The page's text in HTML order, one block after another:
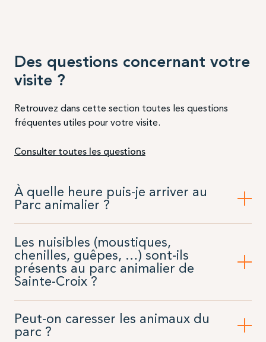
Des questions concernant votre
visite ?
Retrouvez dans cette section toutes les questions
fréquentes utiles pour votre visite.
Consulter toutes les questions
À quelle heure puis-je arriver au
Parc animalier ?
Les nuisibles (moustiques,
chenilles, guêpes, …) sont-ils
présents au parc animalier de
Sainte-Croix ?
Peut-on caresser les animaux du
parc ?